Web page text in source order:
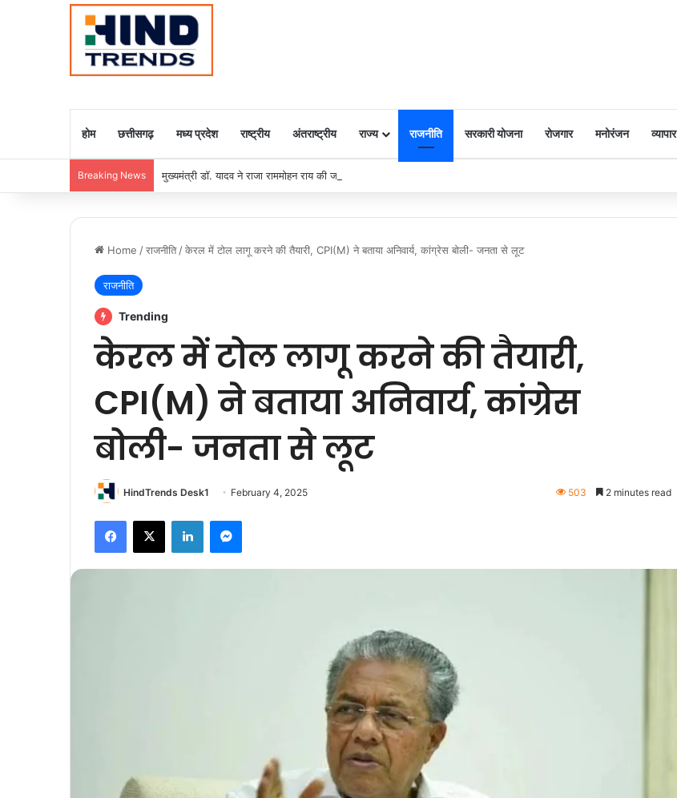
होम छत्तीसगढ़ मध्य प्रदेश राष्ट्रीय अंतराष्ट्रीय राज्य राजनीति सरकारी योजना रोजगार मनोरंजन व्यापार
Breaking News मुख्यमंत्री डॉ. यादव ने राजा राममोहन राय की जयंती पर किया नमन
Home /राजनीति /केरल में टोल लागू करने की तैयारी, CPI(M) ने बताया अनिवार्य, कांग्रेस बोली- जनता से लूट
राजनीति
Trending
केरल में टोल लागू करने की तैयारी,
CPI(M) ने बताया अनिवार्य, कांग्रेस
बोली- जनता से लूट
HindTrends Desk1 February 4, 2025 503 2 minutes read
Facebook
X LinkedInMessenger